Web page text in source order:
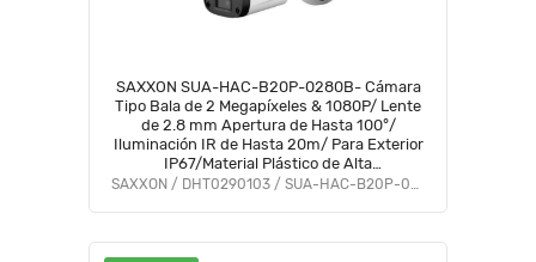
SAXXON SUA-HAC-B20P-0280B- Cámara
Tipo Bala de 2 Megapíxeles & 1080P/ Lente
de 2.8 mm Apertura de Hasta 100°/
Iluminación IR de Hasta 20m/ Para Exterior
IP67/Material Plástico de Alta
Duración/Funcionamiento en Modos CVI &SAXXON / DHT0290103 / SUA-HAC-B20P-0280B